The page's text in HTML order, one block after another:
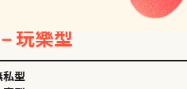
玩樂型
私型